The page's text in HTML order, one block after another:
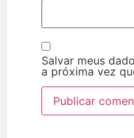
Salvar meus
a próxima vez